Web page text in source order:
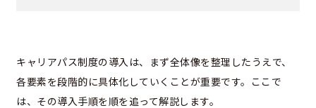
キャリアパス制度の導入は、まず全体像を整理したうえで、
各要素を段階的に具体化していくことが重要です。ここで
は、その導入手順を順を追って解説します。